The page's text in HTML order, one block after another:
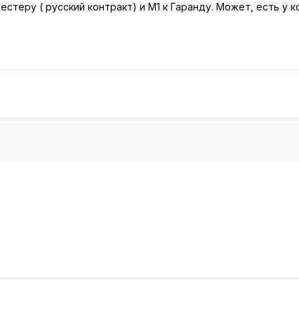
( русский контракт) и М1 к Гаранду. Может, есть у